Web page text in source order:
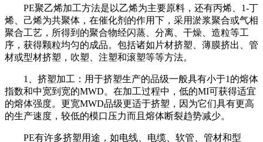
PE聚乙烯加工方法是以乙烯为主要原料，还有丙烯、 1-丁
烯、己烯为共聚体，在催化剂的作用下，采用淤浆聚合或气相
聚合工艺，所得到的聚合物经闪蒸、分离、干燥、造粒等工
序，获得颗粒均匀的成品。包括诸如片材挤塑、薄膜挤出、管
材或型材挤塑，吹塑、注塑和滚塑等等方法。
1 、挤塑加工：用于挤塑生产的品级一般具有小于1 的熔体
指数和中宽到宽的MWD。在加工过程中，低的MI可获得适宜
的熔体强度。更宽MWD品级更适于挤塑，因为它们具有更高
的生产速度，较低的模口压力而且熔体断裂趋势减少。
PE有许多挤塑用途，如电线、电缆、软管、管材和型